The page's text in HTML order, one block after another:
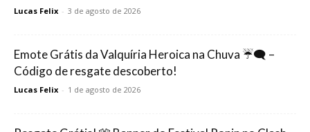
Lucas Felix - 3 de agosto de 2026
Emote Grátis da Valquíria Heroica na Chuva ☔🗨️ –
Código de resgate descoberto!
Lucas Felix - 1 de agosto de 2026